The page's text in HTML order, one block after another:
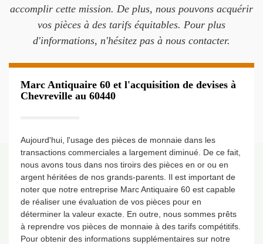
accomplir cette mission. De plus, nous pouvons acquérir
vos pièces à des tarifs équitables. Pour plus
d'informations, n'hésitez pas à nous contacter.
Marc Antiquaire 60 et l'acquisition de devises à
Chevreville au 60440
Aujourd'hui, l'usage des pièces de monnaie dans les
transactions commerciales a largement diminué. De ce fait,
nous avons tous dans nos tiroirs des pièces en or ou en
argent héritées de nos grands-parents. Il est important de
noter que notre entreprise Marc Antiquaire 60 est capable
de réaliser une évaluation de vos pièces pour en
déterminer la valeur exacte. En outre, nous sommes prêts
à reprendre vos pièces de monnaie à des tarifs compétitifs.
Pour obtenir des informations supplémentaires sur notre